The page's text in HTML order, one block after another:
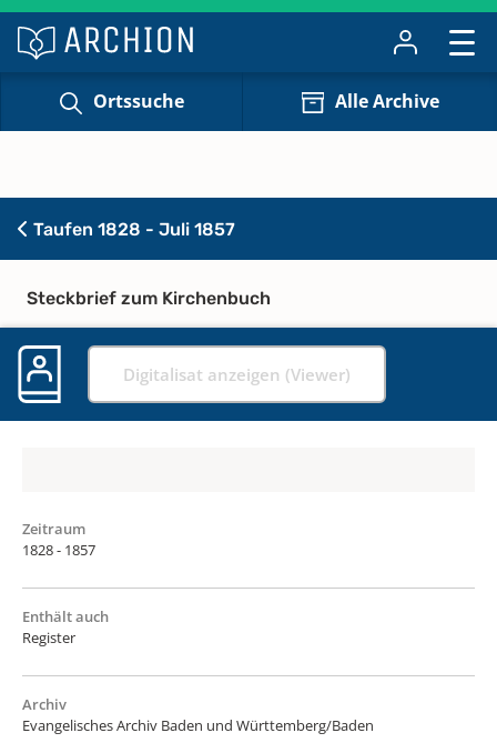
Ortssuche Alle Archive
Taufen 1828 - Juli 1857
Steckbrief zum Kirchenbuch
Digitalisat anzeigen (Viewer)
Zeitraum
1828 - 1857
Enthält auch
Register
Archiv
Evangelisches Archiv Baden und Württemberg/Baden